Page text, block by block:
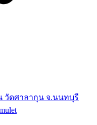
วัดศาลากุน จ.นนทบุรี